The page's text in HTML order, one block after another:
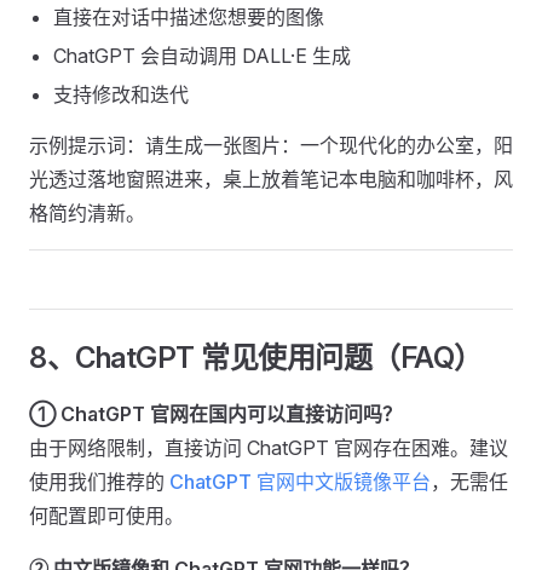
直接在对话中描述您想要的图像
ChatGPT 会自动调用 DALL·E 生成
支持修改和迭代
示例提示词：请生成一张图片：一个现代化的办公室，阳
光透过落地窗照进来，桌上放着笔记本电脑和咖啡杯，风
格简约清新。
8、ChatGPT 常见使用问题（FAQ）
① ChatGPT 官网在国内可以直接访问吗？
由于网络限制，直接访问 ChatGPT 官网存在困难。建议
使用我们推荐的 ChatGPT 官网中文版镜像平台，无需任
何配置即可使用。